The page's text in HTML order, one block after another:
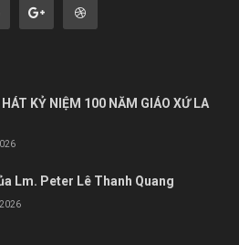
HÁT KỶ NIỆM 100 NĂM GIÁO XỨ LA
Lm. Peter Lê Thanh Quang